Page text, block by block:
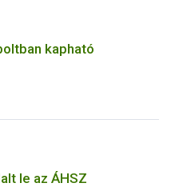
kapható
le az ÁHSZ